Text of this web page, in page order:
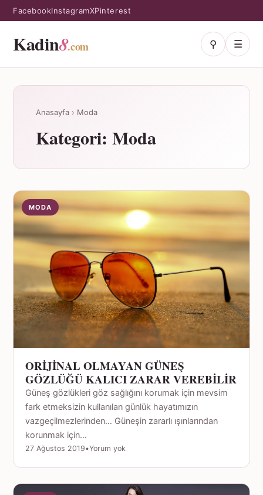
FacebookInstagramXPinterest
Kadin8.com ⚲ ☰
Anasayfa › Moda
Kategori: Moda
MODA
ORİJİNAL OLMAYAN GÜNEŞ
GÖZLÜĞÜ KALICI ZARAR VEREBİLİR
Güneş gözlükleri göz sağlığını korumak için mevsim
fark etmeksizin kullanılan günlük hayatımızın
vazgeçilmezlerinden… Güneşin zararlı ışınlarından
korunmak için…
27 Ağustos 2019•Yorum yok